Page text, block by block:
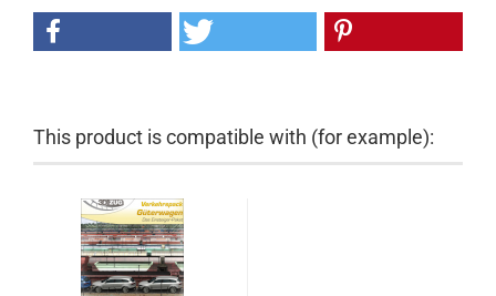
This product is compatible with (for example):